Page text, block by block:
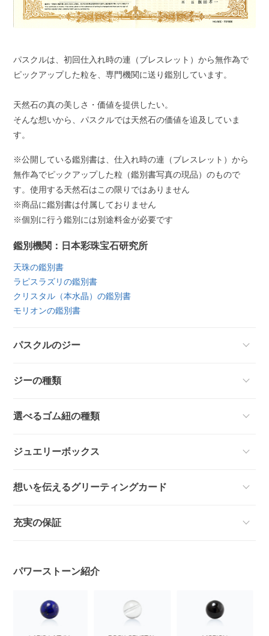
パスクルは、初回仕入れ時の連（ブレスレット）から無作為で
ピックアップした粒を、専門機関に送り鑑別しています。
天然石の真の美しさ・価値を提供したい。
そんな想いから、パスクルでは天然石の価値を追及していま
す。
※公開している鑑別書は、仕入れ時の連（ブレスレット）から
無作為でピックアップした粒（鑑別書写真の現品）のもので
す。使用する天然石はこの限りではありません
※商品に鑑別書は付属しておりません
※個別に行う鑑別には別途料金が必要です
鑑別機関：日本彩珠宝石研究所
天珠の鑑別書
ラピスラズリの鑑別書
クリスタル（本水晶）の鑑別書
モリオンの鑑別書
パスクルのジー
ジーの種類
選べるゴム紐の種類
ジュエリーボックス
想いを伝えるグリーティングカード
充実の保証
パワーストーン紹介